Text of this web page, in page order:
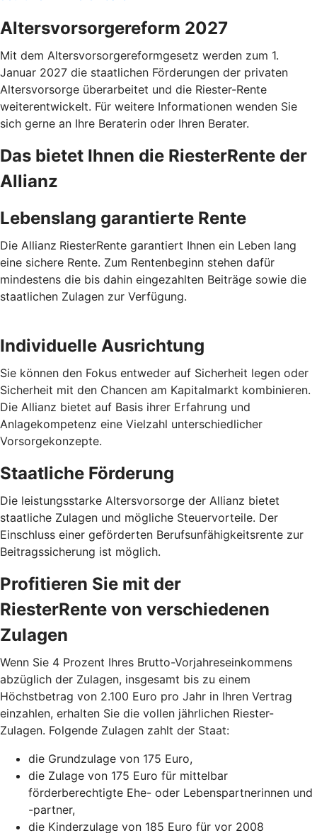
Altersvorsorgereform 2027
Mit dem Altersvorsorgereformgesetz werden zum 1.
Januar 2027 die staatlichen Förderungen der privaten
Altersvorsorge überarbeitet und die Riester-Rente
weiterentwickelt. Für weitere Informationen wenden Sie
sich gerne an Ihre Beraterin oder Ihren Berater.
Das bietet Ihnen die RiesterRente der
Allianz
Lebenslang garantierte Rente
Die Allianz RiesterRente garantiert Ihnen ein Leben lang
eine sichere Rente. Zum Rentenbeginn stehen dafür
mindestens die bis dahin eingezahlten Beiträge sowie die
staatlichen Zulagen zur Verfügung.
Individuelle Ausrichtung
Sie können den Fokus entweder auf Sicherheit legen oder
Sicherheit mit den Chancen am Kapitalmarkt kombinieren.
Die Allianz bietet auf Basis ihrer Erfahrung und
Anlagekompetenz eine Vielzahl unterschiedlicher
Vorsorgekonzepte.
Staatliche Förderung
Die leistungsstarke Altersvorsorge der Allianz bietet
staatliche Zulagen und mögliche Steuervorteile. Der
Einschluss einer geförderten Berufsunfähigkeitsrente zur
Beitragssicherung ist möglich.
Profitieren Sie mit der
RiesterRente von verschiedenen
Zulagen
Wenn Sie 4 Prozent Ihres Brutto-Vorjahreseinkommens
abzüglich der Zulagen, insgesamt bis zu einem
Höchstbetrag von 2.100 Euro pro Jahr in Ihren Vertrag
einzahlen, erhalten Sie die vollen jährlichen Riester-
Zulagen. Folgende Zulagen zahlt der Staat:
die Grundzulage von 175 Euro,
die Zulage von 175 Euro für mittelbar
förderberechtigte Ehe- oder Lebenspartnerinnen und
-partner,
die Kinderzulage von 185 Euro für vor 2008